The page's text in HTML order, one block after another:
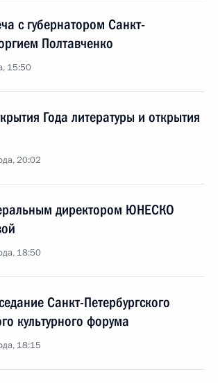
с губернатором Санкт-
Полтавченко
15:50
Года литературы и открытия
20:02
директором ЮНЕСКО
18:50
Санкт-Петербургского
культурного форума
18:15